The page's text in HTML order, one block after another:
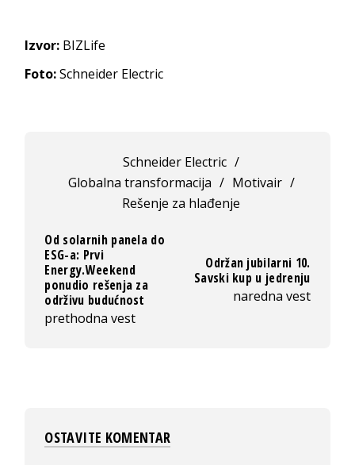
Izvor: BIZLife
Foto:Schneider Electric
Schneider Electric /
Globalna transformacija / Motivair /
Rešenje za hlađenje
Od solarnih panela do
ESG-a: Prvi
Energy.Weekend
ponudio rešenja za
održivu budućnost
prethodna vest
Održan jubilarni 10.
Savski kup u jedrenju
naredna vest
OSTAVITE KOMENTAR